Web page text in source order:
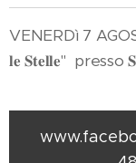
VENERDì 7
𝐥𝐞 𝐒𝐭𝐞𝐥𝐥𝐞" presso